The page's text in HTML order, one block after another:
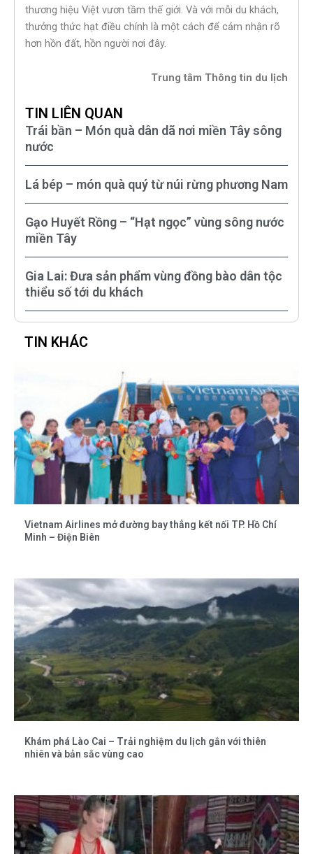
thương hiệu Việt vươn tầm thế giới. Và với mỗi du khách,
thưởng thức hạt điều chính là một cách để cảm nhận rõ
hơn hồn đất, hồn người nơi đây.
Trung tâm Thông tin du lịch
TIN LIÊN QUAN
Trái bần – Món quà dân dã nơi miền Tây sông
nước
Lá bép – món quà quý từ núi rừng phương Nam
Gạo Huyết Rồng – “Hạt ngọc” vùng sông nước
miền Tây
Gia Lai: Đưa sản phẩm vùng đồng bào dân tộc
thiểu số tới du khách
TIN KHÁC
Vietnam Airlines mở đường bay thẳng kết nối TP. Hồ Chí
Minh – Điện Biên
Khám phá Lào Cai – Trải nghiệm du lịch gắn với thiên
nhiên và bản sắc vùng cao